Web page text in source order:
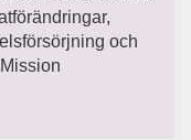
och